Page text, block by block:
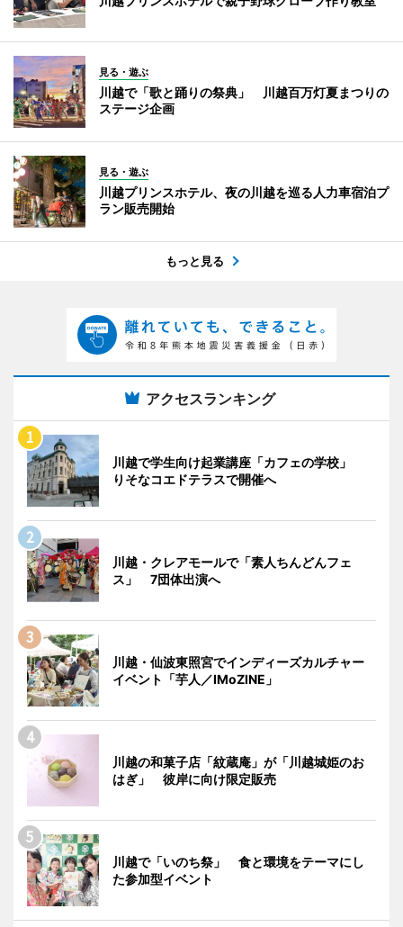
見る・遊ぶ
川越で「歌と踊りの祭典」 川越百万灯夏まつりの
ステージ企画
見る・遊ぶ
川越プリンスホテル、夜の川越を巡る人力車宿泊プ
ラン販売開始
もっと見る
アクセスランキング
川越で学生向け起業講座「カフェの学校」
りそなコエドテラスで開催へ
川越・クレアモールで「素人ちんどんフェ
ス」 7団体出演へ
川越・仙波東照宮でインディーズカルチャー
イベント「芋人／IMoZINE」
川越の和菓子店「紋蔵庵」が「川越城姫のお
はぎ」 彼岸に向け限定販売
川越で「いのち祭」 食と環境をテーマにし
た参加型イベント